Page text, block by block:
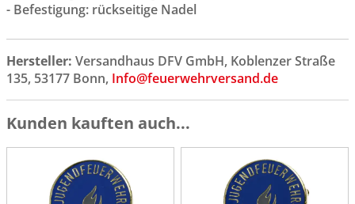
- Befestigung: rückseitige Nadel
Hersteller: Versandhaus DFV GmbH, Koblenzer Straße
135, 53177 Bonn, Info@feuerwehrversand.de
Kunden kauften auch...